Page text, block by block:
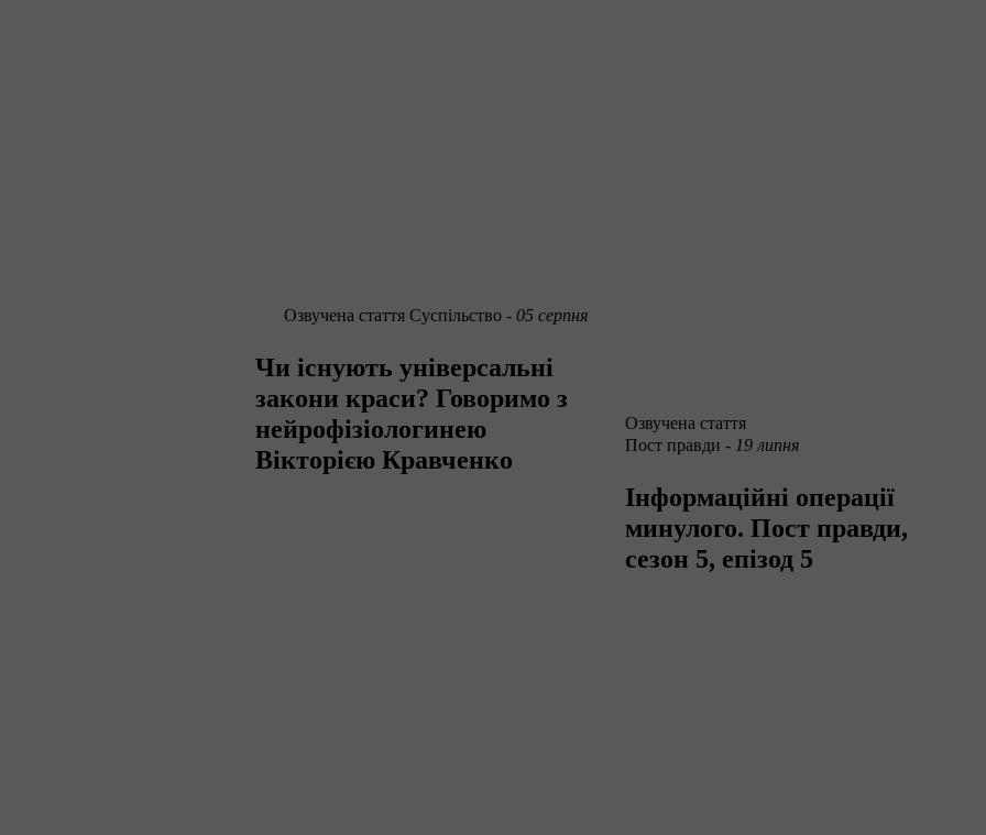
Озвучена стаття Суспільство - 05 серпня
Чи існують універсальні
закони краси? Говоримо з
нейрофізіологинею
Вікторією Кравченко
Озвучена стаття
Пост правди - 19 липня
Інформаційні операції
минулого. Пост правди,
сезон 5, епізод 5